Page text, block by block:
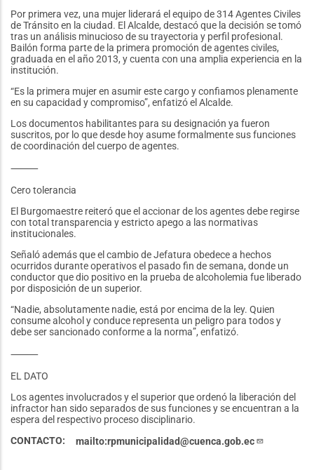
Por primera vez, una mujer liderará el equipo de 314 Agentes Civiles
de Tránsito en la ciudad. El Alcalde, destacó que la decisión se tomó
tras un análisis minucioso de su trayectoria y perfil profesional.
Bailón forma parte de la primera promoción de agentes civiles,
graduada en el año 2013, y cuenta con una amplia experiencia en la
institución.
“Es la primera mujer en asumir este cargo y confiamos plenamente
en su capacidad y compromiso”, enfatizó el Alcalde.
Los documentos habilitantes para su designación ya fueron
suscritos, por lo que desde hoy asume formalmente sus funciones
de coordinación del cuerpo de agentes.
⸻
Cero tolerancia
El Burgomaestre reiteró que el accionar de los agentes debe regirse
con total transparencia y estricto apego a las normativas
institucionales.
Señaló además que el cambio de Jefatura obedece a hechos
ocurridos durante operativos el pasado fin de semana, donde un
conductor que dio positivo en la prueba de alcoholemia fue liberado
por disposición de un superior.
“Nadie, absolutamente nadie, está por encima de la ley. Quien
consume alcohol y conduce representa un peligro para todos y
debe ser sancionado conforme a la norma”, enfatizó.
⸻
EL DATO
Los agentes involucrados y el superior que ordenó la liberación del
infractor han sido separados de sus funciones y se encuentran a la
espera del respectivo proceso disciplinario.
CONTACTO
mailto:rpmunicipalidad@cuenca.gob.ec